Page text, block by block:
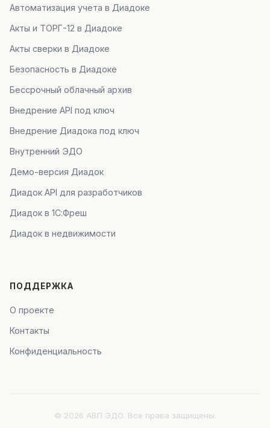
Автоматизация учета в Диадоке
Акты и ТОРГ-12 в Диадоке
Акты сверки в Диадоке
Безопасность в Диадоке
Бессрочный облачный архив
Внедрение API под ключ
Внедрение Диадока под ключ
Внутренний ЭДО
Демо-версия Диадок
Диадок API для разработчиков
Диадок в 1С:Фреш
Диадок в недвижимости
ПОДДЕРЖКА
О проекте
Контакты
Конфиденциальность
© 2026 АВП ЭДО. Все права защищены.